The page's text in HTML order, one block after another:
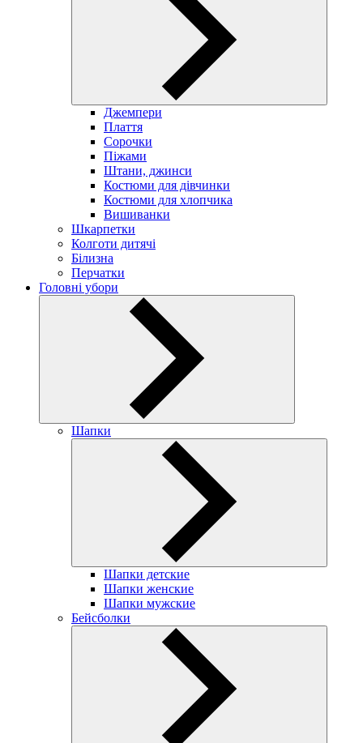
Джемпери
Плаття
Сорочки
Піжами
Штани, джинси
Костюми для дівчинки
Костюми для хлопчика
Вишиванки
Шкарпетки
Колготи дитячі
Білизна
Перчатки
Головні убори
Шапки
Шапки детские
Шапки женские
Шапки мужские
Бейсболки